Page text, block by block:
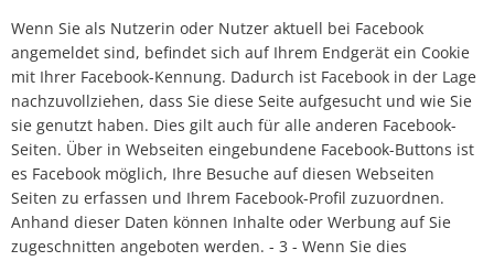
Wenn Sie als Nutzerin oder Nutzer aktuell bei Facebook
angemeldet sind, befindet sich auf Ihrem Endgerät ein Cookie
mit Ihrer Facebook-Kennung. Dadurch ist Facebook in der Lage
nachzuvollziehen, dass Sie diese Seite aufgesucht und wie Sie
sie genutzt haben. Dies gilt auch für alle anderen Facebook-
Seiten. Über in Webseiten eingebundene Facebook-Buttons ist
es Facebook möglich, Ihre Besuche auf diesen Webseiten
Seiten zu erfassen und Ihrem Facebook-Profil zuzuordnen.
Anhand dieser Daten können Inhalte oder Werbung auf Sie
zugeschnitten angeboten werden. - 3 - Wenn Sie dies